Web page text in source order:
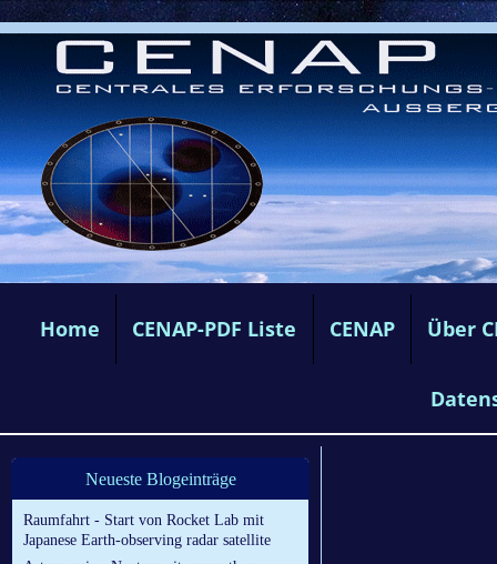
Home CENAP-PDF Liste CENAP Über
Neueste Blogeinträge
Raumfahrt - Start von Rocket Lab mit
Japanese Earth-observing radar satellite